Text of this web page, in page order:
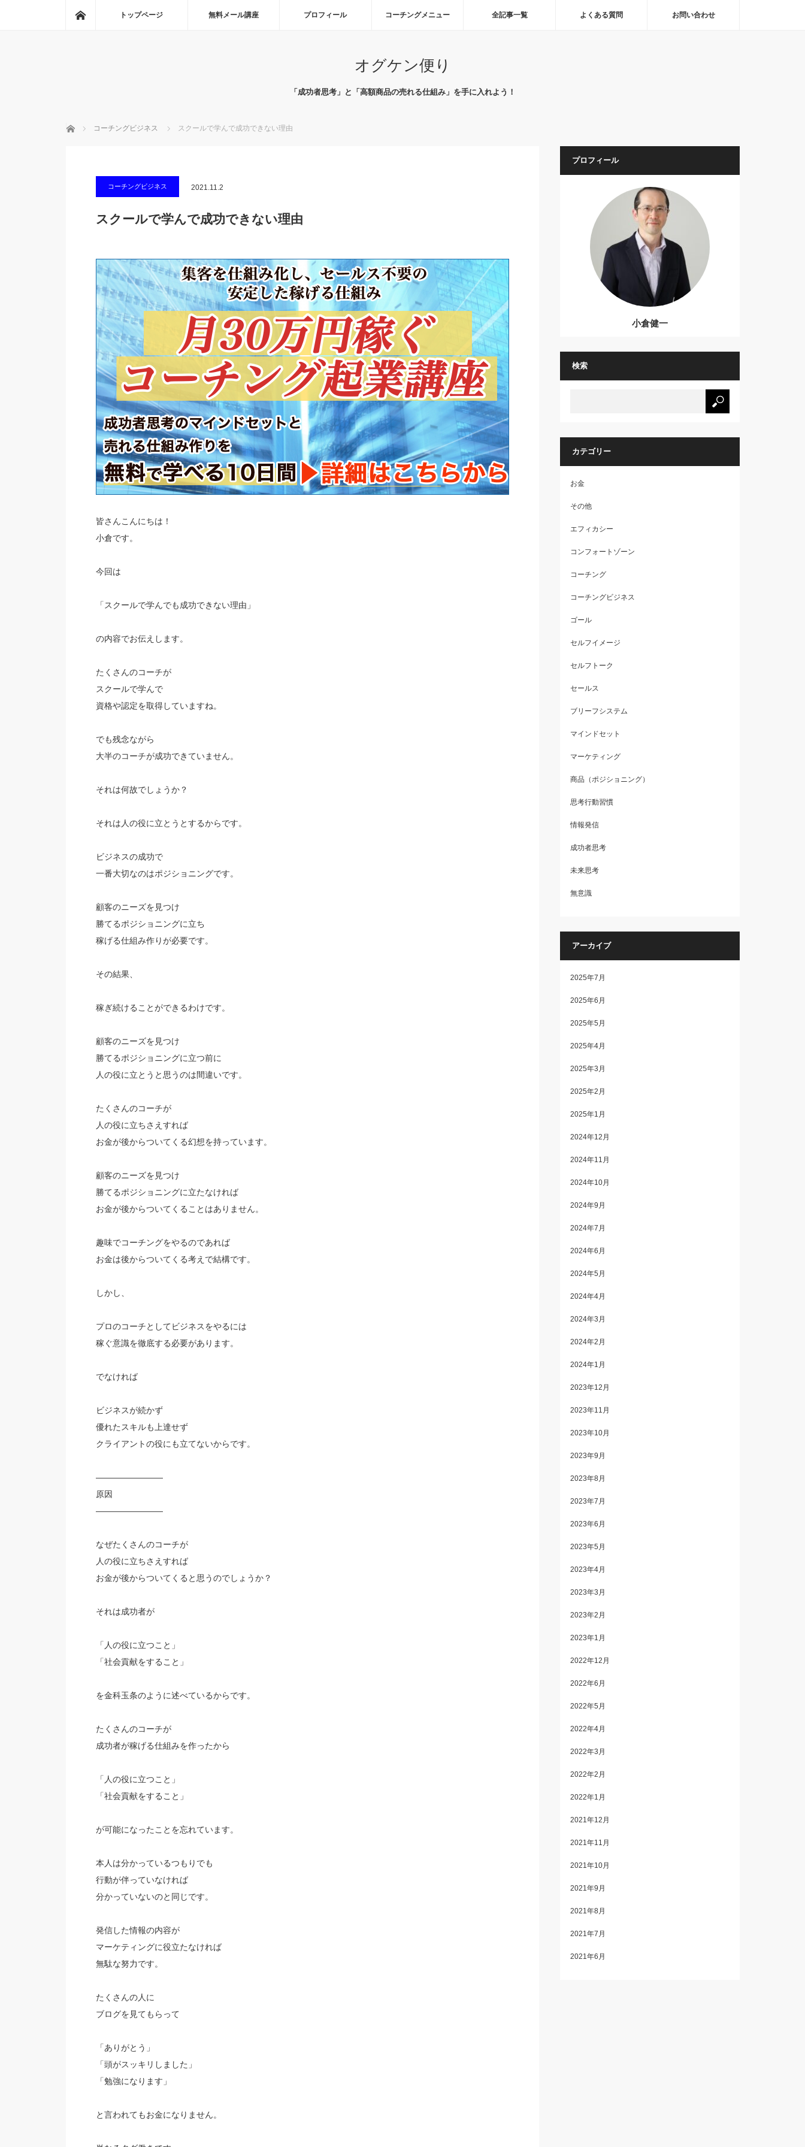
ホームトップページ 無料メール講座 プロフィール コーチングメニュー 全記事一覧 よくある質問 お問い合わせ
オグケン便り
「成功者思考」と「高額商品の売れる仕組み」を手に入れよう！
ホーム コーチングビジネス スクールで学んで成功できない理由
コーチングビジネス 2021.11.2
スクールで学んで成功できない理由
皆さんこんにちは！
小倉です。
今回は
「スクールで学んでも成功できない理由」
の内容でお伝えします。
たくさんのコーチが
スクールで学んで
資格や認定を取得していますね。
でも残念ながら
大半のコーチが成功できていません。
それは何故でしょうか？
それは人の役に立とうとするからです。
ビジネスの成功で
一番大切なのはポジショニングです。
顧客のニーズを見つけ
勝てるポジショニングに立ち
稼げる仕組み作りが必要です。
その結果、
稼ぎ続けることができるわけです。
顧客のニーズを見つけ
勝てるポジショニングに立つ前に
人の役に立とうと思うのは間違いです。
たくさんのコーチが
人の役に立ちさえすれば
お金が後からついてくる幻想を持っています。
顧客のニーズを見つけ
勝てるポジショニングに立たなければ
お金が後からついてくることはありません。
趣味でコーチングをやるのであれば
お金は後からついてくる考えで結構です。
しかし、
プロのコーチとしてビジネスをやるには
稼ぐ意識を徹底する必要があります。
でなければ
ビジネスが続かず
優れたスキルも上達せず
クライアントの役にも立てないからです。
————————
原因
————————
なぜたくさんのコーチが
人の役に立ちさえすれば
お金が後からついてくると思うのでしょうか？
それは成功者が
「人の役に立つこと」
「社会貢献をすること」
を金科玉条のように述べているからです。
たくさんのコーチが
成功者が稼げる仕組みを作ったから
「人の役に立つこと」
「社会貢献をすること」
が可能になったことを忘れています。
本人は分かっているつもりでも
行動が伴っていなければ
分かっていないのと同じです。
発信した情報の内容が
マーケティングに役立たなければ
無駄な努力です。
たくさんの人に
ブログを見てもらって
「ありがとう」
「頭がスッキリしました」
「勉強になります」
と言われてもお金になりません。
プロフィール
小倉健一
検索
カテゴリー
お金
その他
エフィカシー
コンフォートゾーン
コーチング
コーチングビジネス
ゴール
セルフイメージ
セルフトーク
セールス
ブリーフシステム
マインドセット
マーケティング
商品（ポジショニング）
思考行動習慣
情報発信
成功者思考
未来思考
無意識
アーカイブ
2025年7月
2025年6月
2025年5月
2025年4月
2025年3月
2025年2月
2025年1月
2024年12月
2024年11月
2024年10月
2024年9月
2024年7月
2024年6月
2024年5月
2024年4月
2024年3月
2024年2月
2024年1月
2023年12月
2023年11月
2023年10月
2023年9月
2023年8月
2023年7月
2023年6月
2023年5月
2023年4月
2023年3月
2023年2月
2023年1月
2022年12月
2022年6月
2022年5月
2022年4月
2022年3月
2022年2月
2022年1月
2021年12月
2021年11月
2021年10月
2021年9月
2021年8月
2021年7月
2021年6月